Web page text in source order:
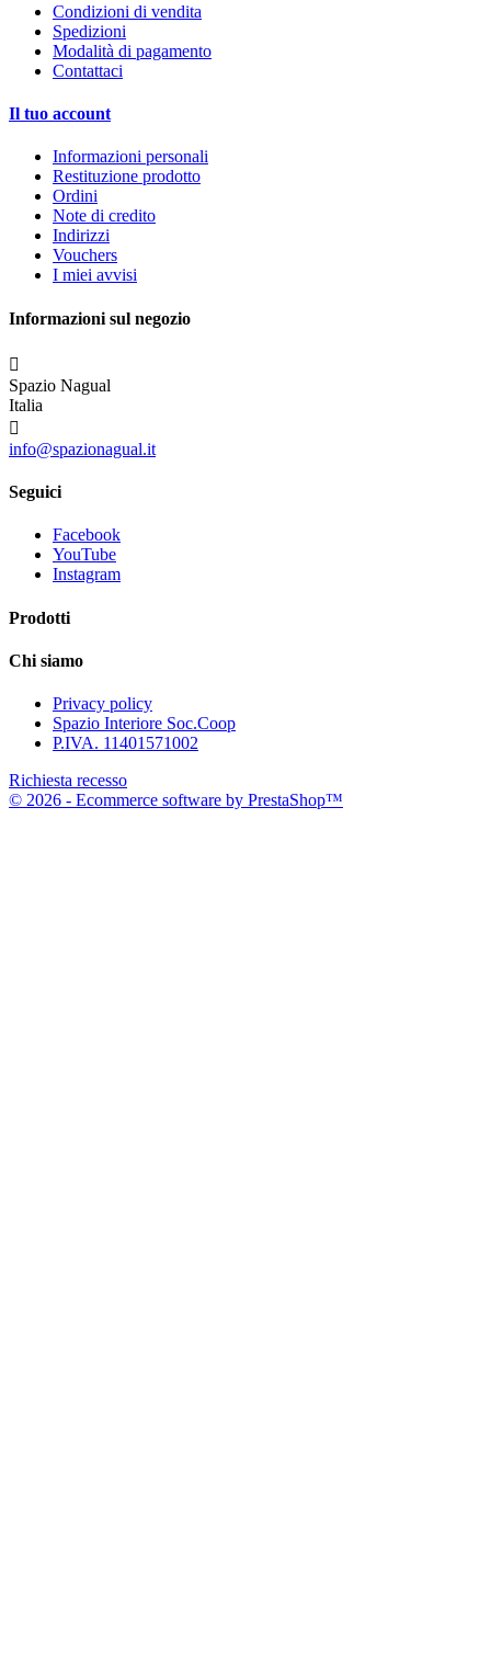
Condizioni di vendita
Spedizioni
Modalità di pagamento
Contattaci
Il tuo account
Informazioni personali
Restituzione prodotto
Ordini
Note di credito
Indirizzi
Vouchers
I miei avvisi
Informazioni sul negozio

Spazio Nagual
Italia

info@spazionagual.it
Seguici
Facebook
YouTube
Instagram
Prodotti
Chi siamo
Privacy policy
Spazio Interiore Soc.Coop
P.IVA. 11401571002
Richiesta recesso
© 2026 - Ecommerce software by PrestaShop™